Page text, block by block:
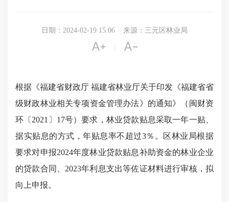
日期：2024-02-19 15:06 来源：三元区林业局
 
根据《福建省财政厅 福建省林业厅关于印发《福建省省
级财政林业相关专项资金管理办法》的通知》（闽财资
环〔 2021 〕 17号）要求，林业贷款贴息采取一年一贴、
据实贴息的方式，年贴息率不超过3％。 区林业局根据
要求对申报2024年度林业贷款贴息补助资金的林业企业
的贷款合同、 2023年利息支出等佐证材料进行审核，拟
向上申报。